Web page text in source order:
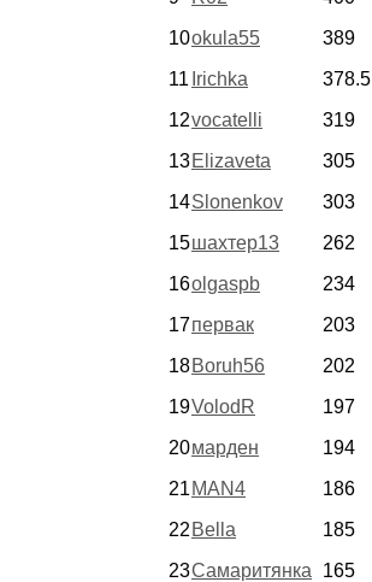
10okula55
389
11 Irichka
378.5
12vocatelli
319
13Elizaveta
305
14Slonenkov
303
15шахтер13
262
16olgaspb
234
17первак
203
18Boruh56
202
19VolodR
197
20марден
194
21 MAN4
186
22 Bella
185
23Самаритянка
165